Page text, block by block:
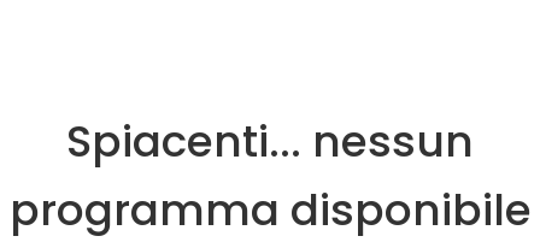
Spiacenti... nessun
programma disponibile